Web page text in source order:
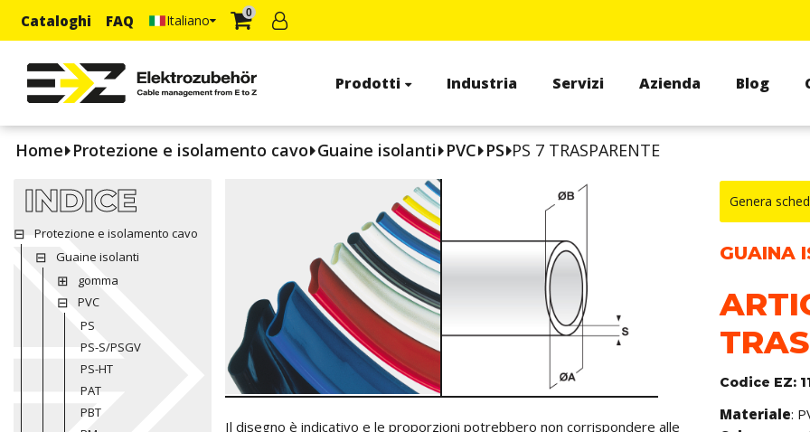
Cataloghi FAQ Italiano 0
Prodotti Industria Servizi Azienda Blog
Home Protezione e isolamento cavo Guaine isolanti PVC PS PS 7 TRASPARENTE
INDICE
Protezione e isolamento cavo
Guaine isolanti
gomma
PVC
PS
PS-S/PSGV
PS-HT
PAT
PBT
Il disegno è indicativo e le proporzioni potrebbero non corrispondere alle
Genera
GUAINA
Codice EZ:
Materiale: